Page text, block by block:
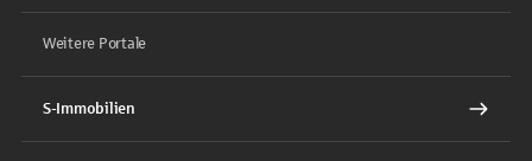
Weitere Portale
S-Immobilien